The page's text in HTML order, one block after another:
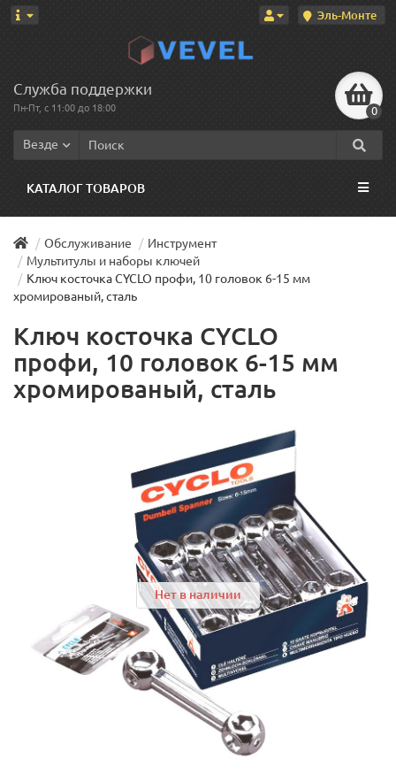
Эль-Монте
Служба поддержки
Пн-Пт, с 11:00 до 18:00 0
Везде
КАТАЛОГ ТОВАРОВ
Обслуживание
Инструмент
Мультитулы и наборы ключей
Ключ косточка CYCLO профи, 10 головок 6-15 мм
хромированый, сталь
Ключ косточка CYCLO
профи, 10 головок 6-15 мм
хромированый, сталь
Нет в наличии